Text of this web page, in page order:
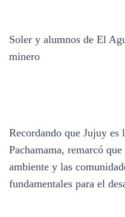
Soler y alumnos de El
minero
Recordando que Jujuy
Pachamama, remarcó
ambiente y las
fundamentales para el